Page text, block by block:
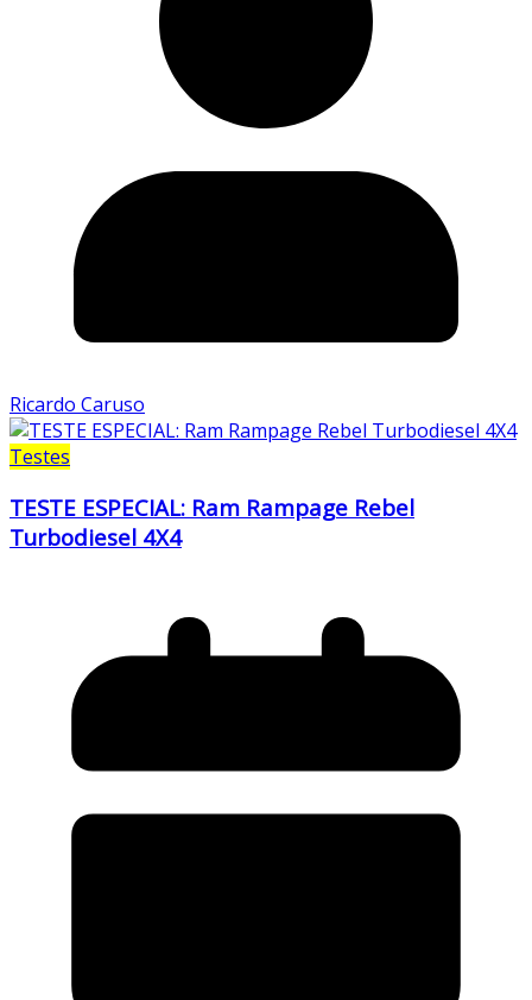
Ricardo Caruso
Testes
TESTE ESPECIAL: Ram Rampage Rebel
Turbodiesel 4X4